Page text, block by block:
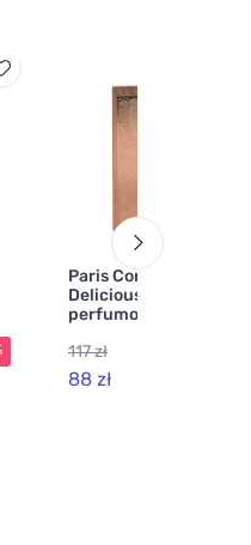
Paris Corner Qissa
Delicious woda
perfumowana dla
117 zł
88 zł